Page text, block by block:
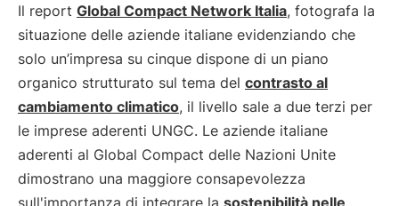
Il report Global Compact Network Italia, fotografa la
situazione delle aziende italiane evidenziando che
solo un’impresa su cinque dispone di un piano
organico strutturato sul tema del contrasto al
cambiamento climatico, il livello sale a due terzi per
le imprese aderenti UNGC. Le aziende italiane
aderenti al Global Compact delle Nazioni Unite
dimostrano una maggiore consapevolezza
sull'importanza di integrare la sostenibilità nelle